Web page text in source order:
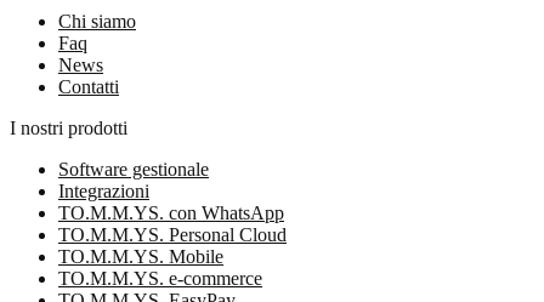
Chi siamo
Faq
News
Contatti
I nostri prodotti
Software gestionale
Integrazioni
TO.M.M.YS. con WhatsApp
TO.M.M.YS. Personal Cloud
TO.M.M.YS. Mobile
TO.M.M.YS. e-commerce